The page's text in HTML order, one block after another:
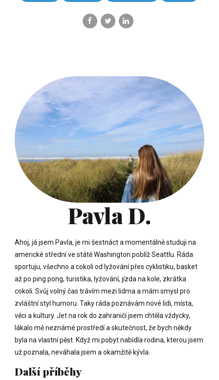
Pavla D.
Ahoj, já jsem Pavla, je mi šestnáct a momentálně studuji na
americké střední ve státě Washington poblíž Seattlu. Ráda
sportuju, všechno a cokoli od lyžování přes cyklistiku, basket
až po ping pong, turistika, lyžování, jízda na kole, zkrátka
cokoli. Svůj volný čas trávím mezi lidma a mám smysl pro
zvláštní styl humoru. Taky ráda poznávám nové lidi, místa,
věci a kultury. Jet na rok do zahraničí jsem chtěla vždycky,
lákalo mě neznámé prostředí a skutečnost, že bych někdy
byla na vlastní pěst. Když mi pobyt nabídla rodina, kterou jsem
už poznala, neváhala jsem a okamžitě kývla.
Další příběhy